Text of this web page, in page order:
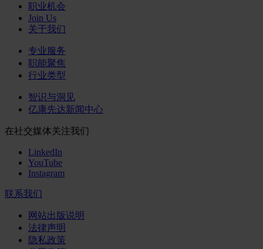
职业机会
Join Us
关于我们
专业服务
职能聚焦
行业类型
智识与洞见
亿康先达新闻中心
在社交媒体关注我们
LinkedIn
YouTube
Instagram
联系我们
网站出版说明
法律声明
隐私政策